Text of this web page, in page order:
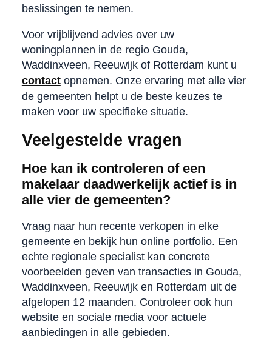
beslissingen te nemen.
Voor vrijblijvend advies over uw
woningplannen in de regio Gouda,
Waddinxveen, Reeuwijk of Rotterdam kunt u
contactopnemen. Onze ervaring met alle vier
de gemeenten helpt u de beste keuzes te
maken voor uw specifieke situatie.
Veelgestelde vragen
Hoe kan ik controleren of een
makelaar daadwerkelijk actief is in
alle vier de gemeenten?
Vraag naar hun recente verkopen in elke
gemeente en bekijk hun online portfolio. Een
echte regionale specialist kan concrete
voorbeelden geven van transacties in Gouda,
Waddinxveen, Reeuwijk en Rotterdam uit de
afgelopen 12 maanden. Controleer ook hun
website en sociale media voor actuele
aanbiedingen in alle gebieden.